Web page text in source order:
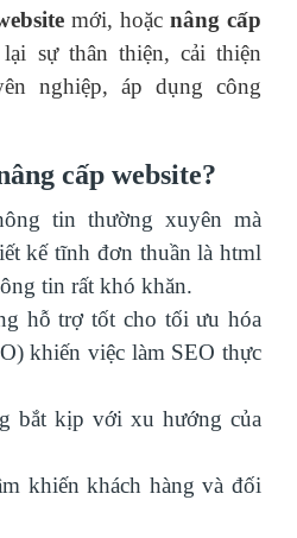
mới, hoặc nâng cấp
sự thân thiện, cải thiện
nghiệp, áp dụng công
cấp website?
tin thường xuyên mà
kế tĩnh đơn thuần là html
tin rất khó khăn.
hỗ trợ tốt cho tối ưu hóa
khiến việc làm SEO thực
bắt kịp với xu hướng của
khiến khách hàng và đối